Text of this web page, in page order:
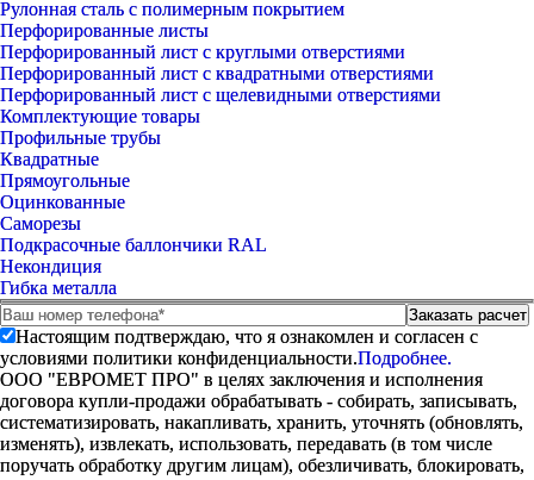
Рулонная сталь с полимерным покрытием
Перфорированные листы
Перфорированный лист с круглыми отверстиями
Перфорированный лист с квадратными отверстиями
Перфорированный лист с щелевидными отверстиями
Комплектующие товары
Профильные трубы
Квадратные
Прямоугольные
Оцинкованные
Саморезы
Подкрасочные баллончики RAL
Некондиция
Гибка металла
Настоящим подтверждаю, что я ознакомлен и согласен с
условиями политики конфиденциальности.Подробнее.
ООО "ЕВРОМЕТ ПРО" в целях заключения и исполнения
договора купли-продажи обрабатывать - собирать, записывать,
систематизировать, накапливать, хранить, уточнять (обновлять,
изменять), извлекать, использовать, передавать (в том числе
поручать обработку другим лицам), обезличивать, блокировать,